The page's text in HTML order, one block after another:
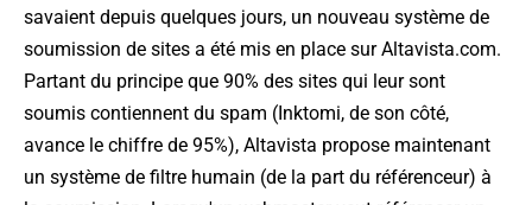
savaient depuis quelques jours, un nouveau système de
soumission de sites a été mis en place sur Altavista.com.
Partant du principe que 90% des sites qui leur sont
soumis contiennent du spam (Inktomi, de son côté,
avance le chiffre de 95%), Altavista propose maintenant
un système de filtre humain (de la part du référenceur) à